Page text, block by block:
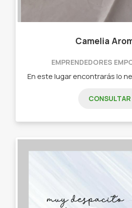
Camelia
EMPRENDEDORES
CONSULTAR